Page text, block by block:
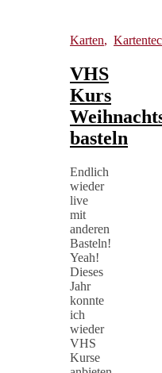
Karten,
VHS
Kurs
basteln
Endlich
wieder
live
mit
anderen
Basteln!
Yeah!
Dieses
Jahr
konnte
ich
wieder
VHS
Kurse